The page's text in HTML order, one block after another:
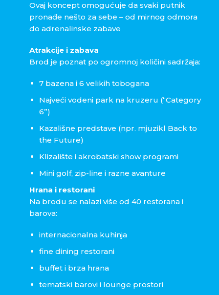
Ovaj koncept omogućuje da svaki putnik
pronađe nešto za sebe – od mirnog odmora
do adrenalinske zabave
Atrakcije i zabava
Brod je poznat po ogromnoj količini sadržaja:
7 bazena i 6 velikih tobogana
Najveći vodeni park na kruzeru (“Category
6”)
Kazališne predstave (npr. mjuzikl Back to
the Future)
Klizalište i akrobatski show programi
Mini golf, zip-line i razne avanture
Hrana i restorani
Na brodu se nalazi više od 40 restorana i
barova:
internacionalna kuhinja
fine dining restorani
buffet i brza hrana
tematski barovi i lounge prostori